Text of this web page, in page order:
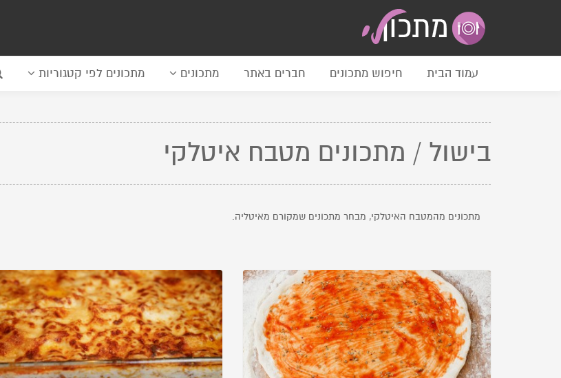
עמוד הבית חיפוש מתכונים חברים באתר מתכונים מתכונים לפי קטגוריות
בישול / מתכונים מטבח איטלקי
מתכונים מהמטבח האיטלקי, מבחר מתכונים שמקורם מאיטליה.